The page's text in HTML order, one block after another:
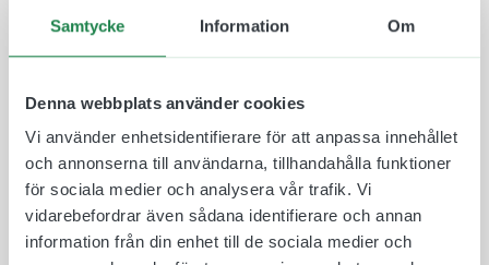
Samtycke Information Om
Denna webbplats använder cookies
Vi använder enhetsidentifierare för att anpassa innehållet
och annonserna till användarna, tillhandahålla funktioner
för sociala medier och analysera vår trafik. Vi
vidarebefordrar även sådana identifierare och annan
information från din enhet till de sociala medier och
Göteborg. Den tillverkas i en slitstark golvvinyl och
förses sedan med ett skyddande laminat som
Känner ni er osäkra inför monteringen av golvpilen
så hittar ni allt ni behöver under fliken
Monteringsinstruktioner.